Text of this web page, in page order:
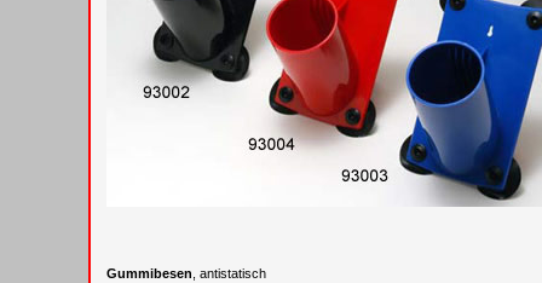
Gummibesen , antistatisch